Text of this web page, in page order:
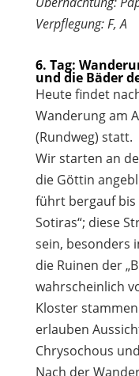
Verpflegung: F, A
6. Tag:
und die Bäder
Heute findet
Wanderung am
(Rundweg) statt.
Wir starten an
die Göttin
führt bergauf bis
Sotiras“; diese
sein, besonders
die Ruinen der
wahrscheinlich
Kloster
erlauben
Chrysochous
Nach der